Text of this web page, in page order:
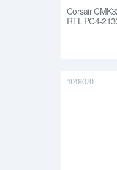
Corsair
RTL PC4-
1018070